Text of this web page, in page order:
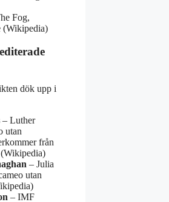
Fog,
(Wikipedia)
dök upp i
– Luther
utan
från
– Julia
utan
– IMF